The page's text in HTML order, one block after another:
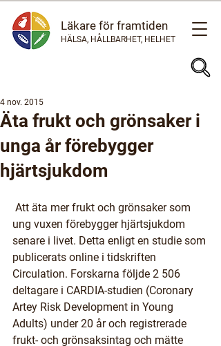
Läkare för framtiden
HÄLSA, HÅLLBARHET, HELHET
Äta frukt och grönsaker i
unga år förebygger
hjärtsjukdom
4 nov. 2015
ung vuxen förebygger hjärtsjukdom
senare i livet. Detta enligt en studie som
publicerats online i tidskriften
Circulation. Forskarna följde 2 506
deltagare i CARDIA-studien (Coronary
Artey Risk Development in Young
Adults) under 20 år och registrerade
frukt- och grönsaksintag och mätte